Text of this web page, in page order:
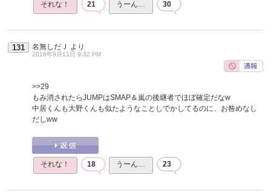
それな！ 21 うーん… 30
131 名無しだＪ より
2016年9月11日 9:32 PM
>>29
もみ消されたらJUMPはSMAP＆嵐の後継者でほぼ確定だなw
中居くんも大野くんも似たようなことしでかしてるのに、お咎めなし
だしww
それな！ 18 うーん… 23